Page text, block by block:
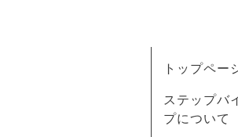
トップペー
ステップバ
プについて